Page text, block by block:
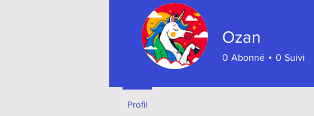
Ozan
0 Abonné 0 Suivi
Profil